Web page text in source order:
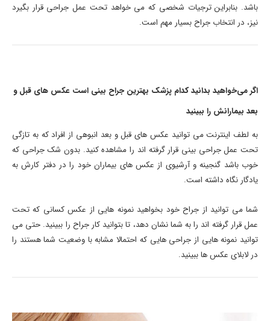
باشد. بنابراین ترجیات شخصی که می خواهد تحت عمل جراحی قرار بگیرد
نیز، در انتخاب جراح بسیار مهم است.
اگر می‌خواهید بدانید کدام پزشک بهترین جراح بینی است عکس های قبل و
بعد بیمارانش را ببینید
به لطف اینترنت می توانید عکس های قبل و بعد انبوهی از افراد که به تازگی
تحت عمل جراحی بینی قرار گرفته اند را مشاهده کنید. بدون شک جراحی که
خوب باشد گنجینه و آرشیوی از عکس های بیماران خود را در دفتر کارش به
یادگار نگاه داشته است.
شما می توانید از جراح خود بخواهید نمونه هایی از عکس کسانی که تحت
عمل قرار گرفته اند را به شما نشان دهد، تا بتوانید کار جراح را ببینید. حتی می
توانید نمونه هایی از جراحی هایی که احتمالا مشابه با وضعیت شما هستند را
در لابلای عکس ها ببینید.